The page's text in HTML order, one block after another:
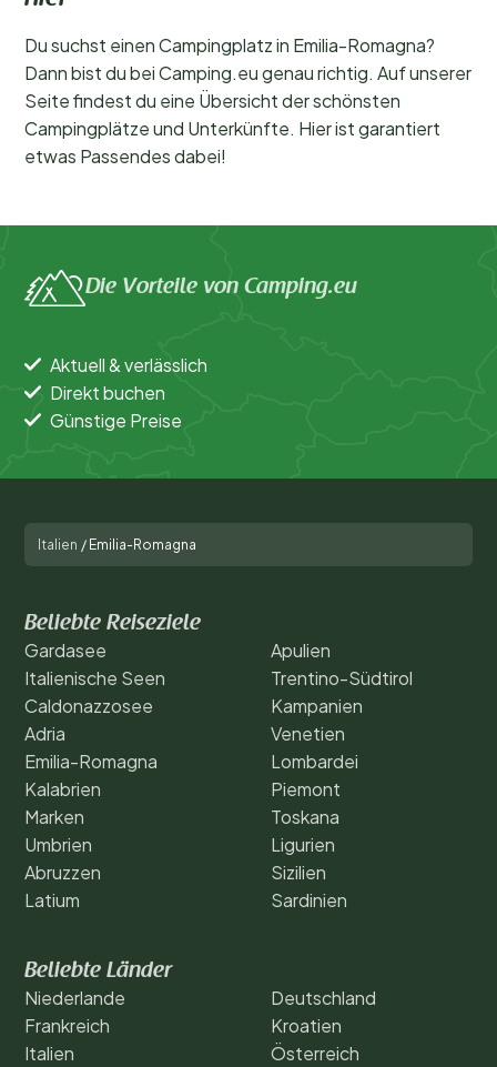
Du suchst einen Campingplatz in Emilia-Romagna?
Dann bist du bei Camping.eu genau richtig. Auf unserer
Seite findest du eine Übersicht der schönsten
Campingplätze und Unterkünfte. Hier ist garantiert
etwas Passendes dabei!
Die Vorteile von Camping.eu
Aktuell & verlässlich
Direkt buchen
Günstige Preise
Italien / Emilia-Romagna
Beliebte Reiseziele
Gardasee
Italienische Seen
Caldonazzosee
Adria
Emilia-Romagna
Kalabrien
Marken
Umbrien
Abruzzen
Latium
Apulien
Trentino-Südtirol
Kampanien
Venetien
Lombardei
Piemont
Toskana
Ligurien
Sizilien
Sardinien
Beliebte Länder
Niederlande
Frankreich
Italien
Deutschland
Kroatien
Österreich